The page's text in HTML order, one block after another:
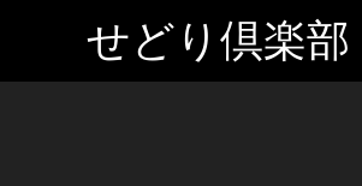
せどり倶楽部